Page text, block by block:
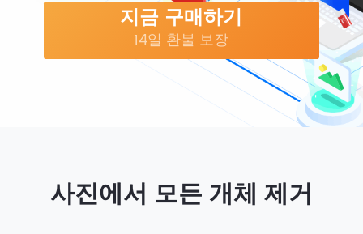
지금 구매하기
14일 환불 보장
사진에서 모든 개체 제거